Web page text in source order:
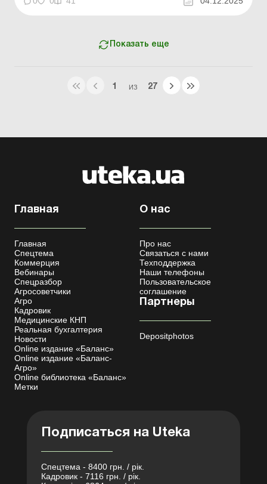
экспертизы и/или ...
Показать еще
1 ИЗ 27
Главная
Главная
Спецтема
Коммерция
Вебинары
Спецразбор
Агросоветчики
Агро
Кадровик
Медицинские КНП
Реальная бухгалтерия
Новости
Online издание «Баланс»
Online издание «Баланс-
Агро»
Online библиотека «Баланс»
Метки
О нас
Про нас
Связаться с нами
Техподдержка
Наши телефоны
Пользовательское
соглашение
Партнеры
Depositphotos
Подписаться на Uteka
Спецтема - 8400 грн. / рік.
Кадровик - 7116 грн. / рік.